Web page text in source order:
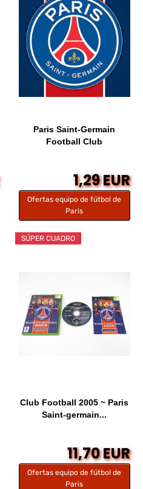
Paris Saint-Germain
Football Club
1,29 EUR
Ofertas equipo de fútbol de
Paris
SÚPER CUADRO
Club Football 2005 ~ Paris
Saint-germain...
11,70 EUR
Ofertas equipo de fútbol de
Paris